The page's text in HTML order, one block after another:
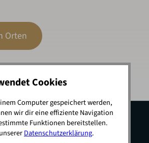
Orten
Cookies
Computer gespeichert werden,
wir dir eine effiziente Navigation
Funktionen bereitstellen.
Datenschutzerklärung.